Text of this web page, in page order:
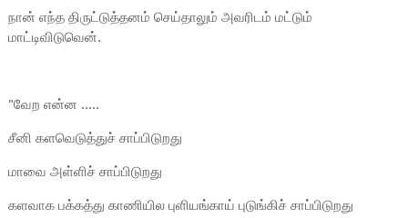
நான் எந்த திருட்டுத்தனம் செய்தாலும் அவரிடம் மட்டும்
மாட்டிவிடுவென்.
"வேற என்ன .....
சீனி களவெடுத்துச் சாப்பிடுறது
மாவை அள்ளிச் சாப்பிடுறது
களவாக பக்கத்து காணியில புளியங்காய் புடுங்கிச் சாப்பிடுறது